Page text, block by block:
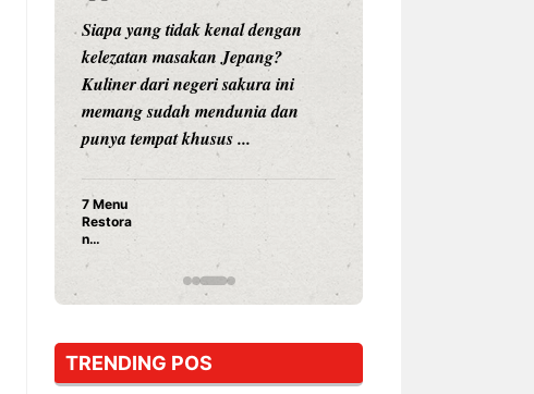
Siapa yang tidak kenal dengan
kelezatan masakan Jepang?
Kuliner dari negeri sakura ini
memang sudah mendunia dan
punya tempat khusus ...
7 Menu
Restora
n
yang
Dicoba,
Cuma
Sushi!
TRENDING POS